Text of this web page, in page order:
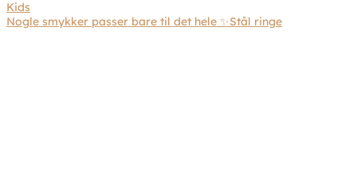
Nogle smykker passer bare til det hele ✨Stål ringe